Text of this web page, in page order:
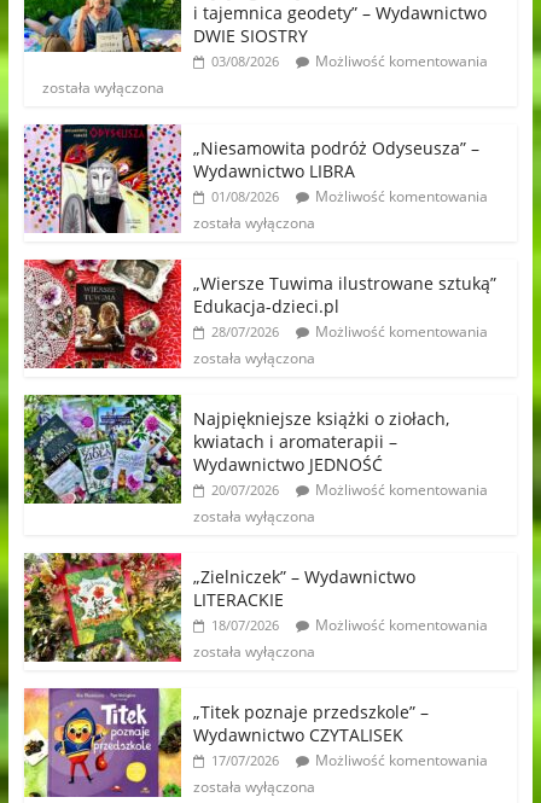
i tajemnica geodety” – Wydawnictwo
DWIE SIOSTRY
03/08/2026
Możliwość komentowania
została wyłączona
„Niesamowita podróż Odyseusza” –
Wydawnictwo LIBRA
01/08/2026
Możliwość komentowania
została wyłączona
„Wiersze Tuwima ilustrowane sztuką”
Edukacja-dzieci.pl
28/07/2026
Możliwość komentowania
została wyłączona
Najpiękniejsze książki o ziołach,
kwiatach i aromaterapii –
Wydawnictwo JEDNOŚĆ
20/07/2026
Możliwość komentowania
została wyłączona
„Zielniczek” – Wydawnictwo
LITERACKIE
18/07/2026
Możliwość komentowania
została wyłączona
„Titek poznaje przedszkole” –
Wydawnictwo CZYTALISEK
17/07/2026
Możliwość komentowania
została wyłączona